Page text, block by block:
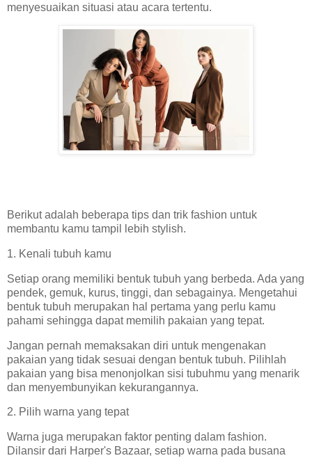
menyesuaikan situasi atau acara tertentu.
Berikut adalah beberapa tips dan trik fashion untuk
membantu kamu tampil lebih stylish.
1. Kenali tubuh kamu
Setiap orang memiliki bentuk tubuh yang berbeda. Ada yang
pendek, gemuk, kurus, tinggi, dan sebagainya. Mengetahui
bentuk tubuh merupakan hal pertama yang perlu kamu
pahami sehingga dapat memilih pakaian yang tepat.
Jangan pernah memaksakan diri untuk mengenakan
pakaian yang tidak sesuai dengan bentuk tubuh. Pilihlah
pakaian yang bisa menonjolkan sisi tubuhmu yang menarik
dan menyembunyikan kekurangannya.
2. Pilih warna yang tepat
Warna juga merupakan faktor penting dalam fashion.
Dilansir dari Harper's Bazaar, setiap warna pada busana